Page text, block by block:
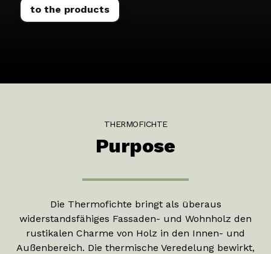
to the products
THERMOFICHTE
Purpose
Die Thermofichte bringt als überaus
widerstandsfähiges Fassaden- und Wohnholz den
rustikalen Charme von Holz in den Innen- und
Außenbereich. Die thermische Veredelung bewirkt,